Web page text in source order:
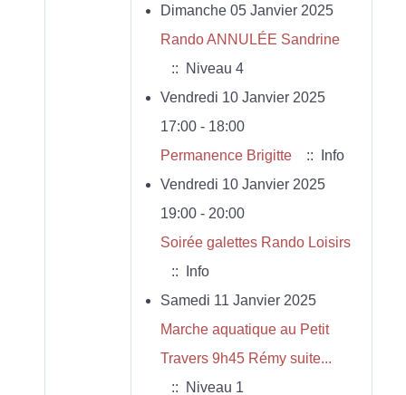
Dimanche 05 Janvier 2025
Rando ANNULÉE Sandrine
:: Niveau 4
Vendredi 10 Janvier 2025
17:00 - 18:00
Permanence Brigitte
:: Info
Vendredi 10 Janvier 2025
19:00 - 20:00
Soirée galettes Rando Loisirs
:: Info
Samedi 11 Janvier 2025
Marche aquatique au Petit
Travers 9h45 Rémy suite...
:: Niveau 1